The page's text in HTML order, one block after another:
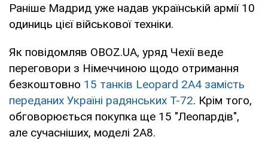
Раніше Мадрид уже надав українській армії 10
одиниць цієї військової техніки.
Як повідомляв OBOZ.UA, уряд Чехії веде
переговори з Німеччиною щодо отримання
безкоштовно 15 танків Leopard 2A4 замість
переданих Україні радянських Т-72. Крім того,
обговорюється покупка ще 15 "Леопардів",
але сучасніших, моделі 2A8.